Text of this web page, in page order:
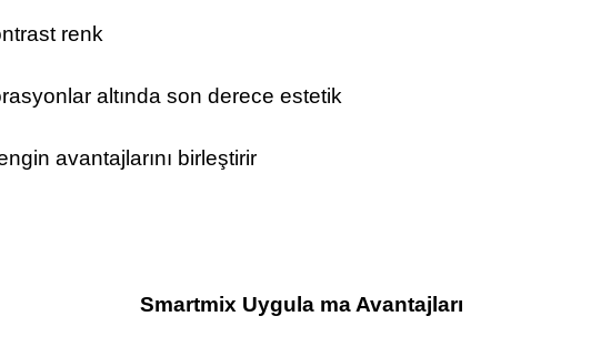
renk
altında son derece estetik
avantajlarını birleştirir
Smartmix Uygula ma Avantajları